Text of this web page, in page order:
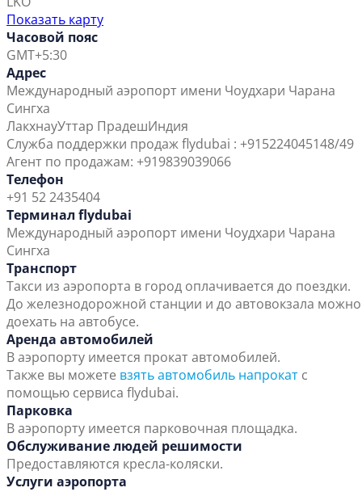
Показать карту
Часовой пояс
GMT+5:30
Адрес
Международный аэропорт имени Чоудхари Чарана
Сингха
ЛакхнауУттар ПрадешИндия
Служба поддержки продаж flydubai : +915224045148/49
Агент по продажам: +919839039066
Телефон
+91 52 2435404
Терминал flydubai
Международный аэропорт имени Чоудхари Чарана
Сингха
Транспорт
Такси из аэропорта в город оплачивается до поездки.
До железнодорожной станции и до автовокзала можно
доехать на автобусе.
Аренда автомобилей
В аэропорту имеется прокат автомобилей.
Также вы можете взять автомобиль напрокат с
помощью сервиса flydubai.
Парковка
В аэропорту имеется парковочная площадка.
Обслуживание людей решимости
Предоставляются кресла-коляски.
Услуги аэропорта